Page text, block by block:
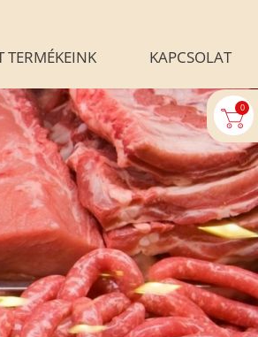
0
TERMÉKEINK KAPCSOLAT